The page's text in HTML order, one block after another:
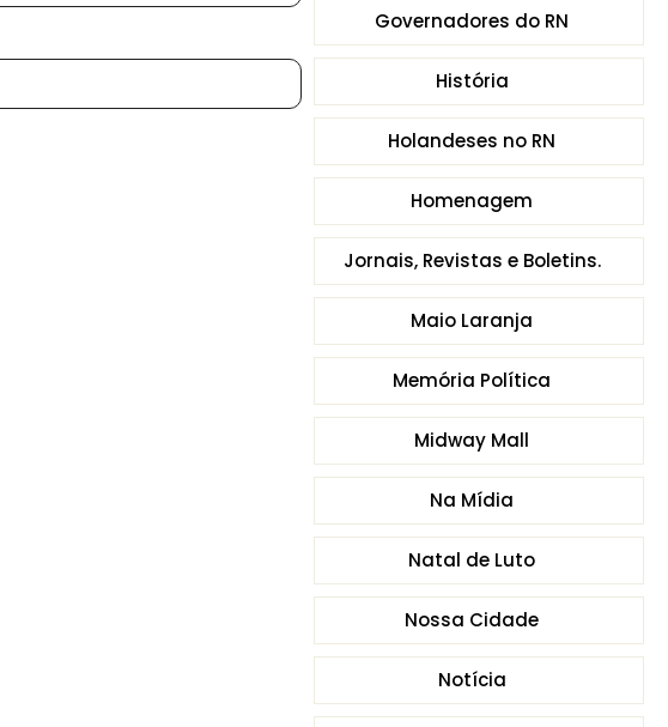
Governadores do RN
História
Holandeses no RN
Homenagem
Jornais, Revistas e Boletins.
Maio Laranja
Memória Política
Midway Mall
Na Mídia
Natal de Luto
Nossa Cidade
Notícia